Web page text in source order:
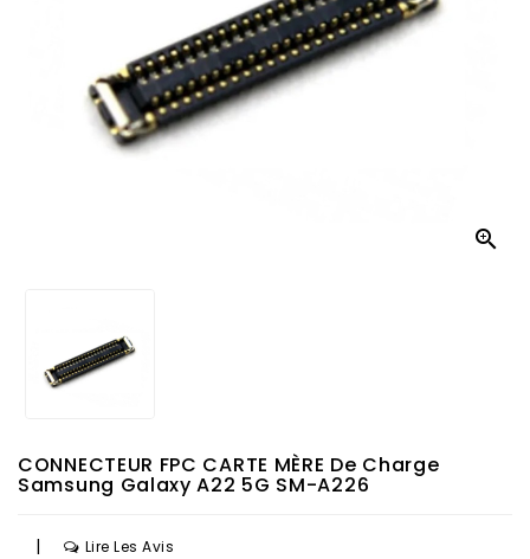

CONNECTEUR FPC CARTE MÈRE De Charge
Samsung Galaxy A22 5G SM-A226
| Lire Les Avis